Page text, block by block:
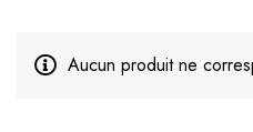
Aucun produit ne